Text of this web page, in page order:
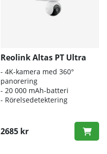
Reolink Altas PT Ultra
- 4K-kamera med 360°
panorering
- 20 000 mAh-batteri
- Rörelsedetektering
2685 kr